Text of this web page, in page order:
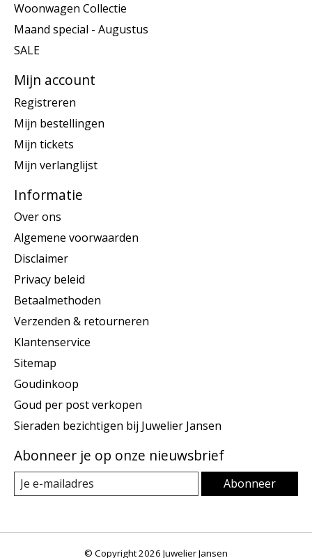
Woonwagen Collectie
Maand special - Augustus
SALE
Mijn account
Registreren
Mijn bestellingen
Mijn tickets
Mijn verlanglijst
Informatie
Over ons
Algemene voorwaarden
Disclaimer
Privacy beleid
Betaalmethoden
Verzenden & retourneren
Klantenservice
Sitemap
Goudinkoop
Goud per post verkopen
Sieraden bezichtigen bij Juwelier Jansen
Abonneer je op onze nieuwsbrief
Abonneer
© Copyright 2026 Juwelier Jansen